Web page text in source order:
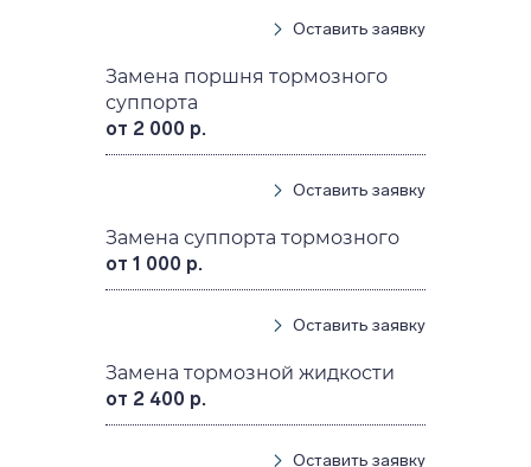
Оставить заявку
Замена поршня тормозного
суппорта
от 2 000 р.
Оставить заявку
Замена суппорта тормозного
от 1 000 р.
Оставить заявку
Замена тормозной жидкости
от 2 400 р.
Оставить заявку